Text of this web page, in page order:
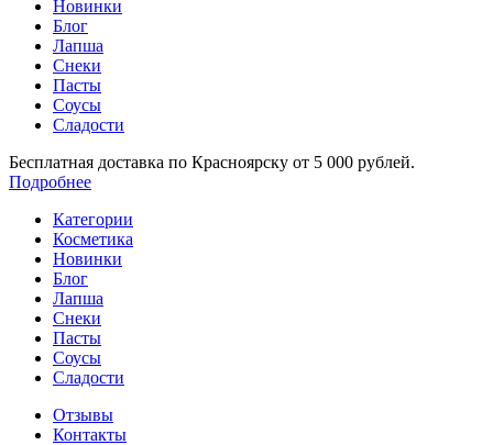
Новинки
Блог
Лапша
Снеки
Пасты
Соусы
Сладости
Бесплатная доставка по Красноярску от 5 000 рублей.
Подробнее
Категории
Косметика
Новинки
Блог
Лапша
Снеки
Пасты
Соусы
Сладости
Отзывы
Контакты